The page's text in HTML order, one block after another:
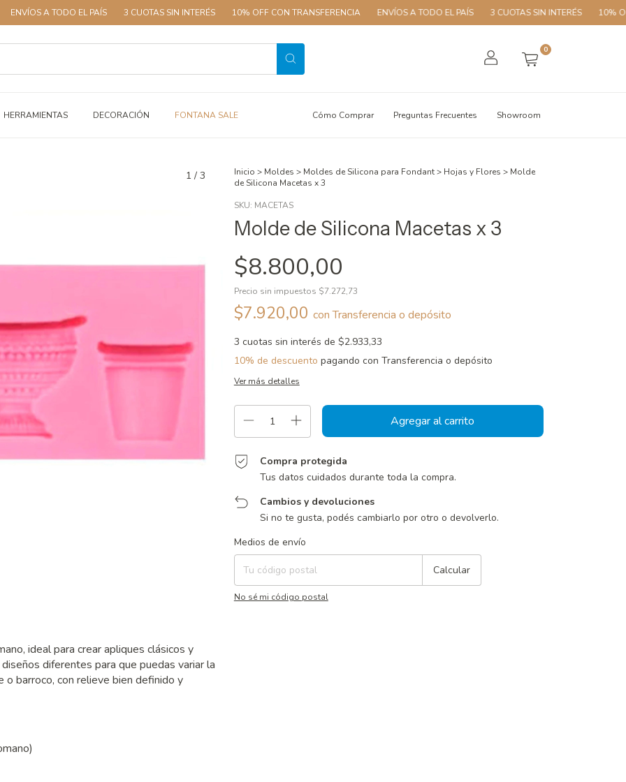
TODO EL PAÍS 3 CUOTAS SIN INTERÉS 10% OFF CON TRANSFERENCIA ENVÍOS A TODO EL PAÍS 3 CUOTAS SIN INTERÉS 10% OFF CON
0
HERRAMIENTAS DECORACIÓN FONTANA SALE Cómo Comprar Preguntas Frecuentes Showroom
1 / 3 Inicio > Moldes > Moldes de Silicona para Fondant > Hojas y Flores > Molde
de Silicona Macetas x 3
SKU: MACETAS
Molde de Silicona Macetas x 3
$8.800,00
Precio sin impuestos $7.272,73
$7.920,00 con Transferencia o depósito
3 cuotas sin interés de $2.933,33
10% de descuento pagando con Transferencia o depósito
Ver más detalles
Compra protegida
Tus datos cuidados durante toda la compra.
Cambios y devoluciones
Si no te gusta, podés cambiarlo por otro o devolverlo.
Entregas para el CP:
Medios de envío
Calcular
No sé mi código postal
ideal para crear apliques clásicos y
diferentes para que puedas variar la
o barroco, con relieve bien definido y